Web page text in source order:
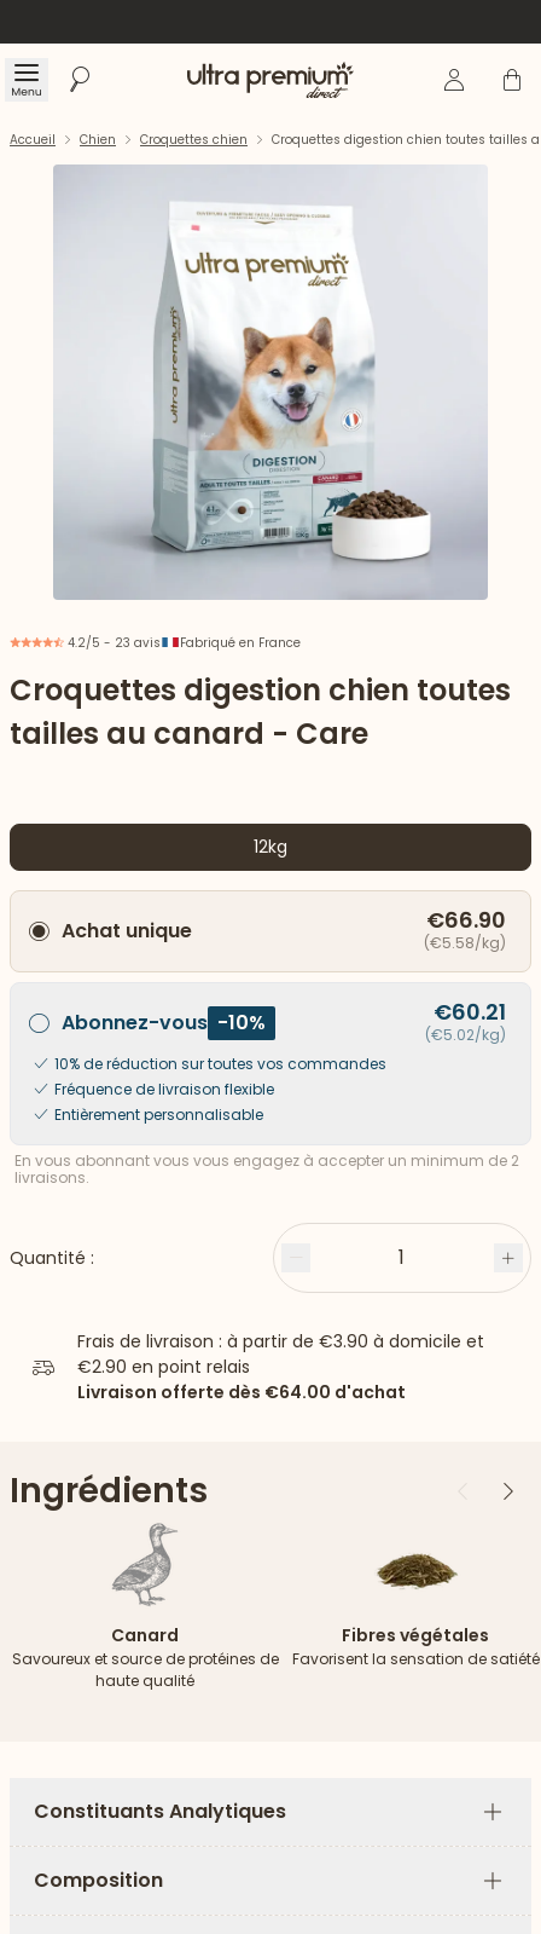
Menu Rechercher Accueil Se Panier
vers le bas
Accueil Chien Croquettes chien Croquettes digestion chien toutes tailles
4.2/5 - 23 avis Fabriqué en France
Croquettes digestion chien toutes
tailles au canard - Care
12kg
Achat unique €66.90
(€5.58/kg)
Abonnez-vous -10% €60.21
(€5.02/kg)
10% de réduction sur toutes vos commandes
Fréquence de livraison flexible
Entièrement personnalisable
En vous abonnant vous vous engagez à accepter un minimum de 2
livraisons.
Quantité : Moins 1
Frais de livraison : à partir de €3.90 à domicile et
€2.90 en point relais
Livraison offerte dès €64.00 d'achat
Ingrédients Précédent
Canard
Savoureux et source de protéines de
haute qualité
Fibres végétales
Favorisent la sensation de satiété
Constituants Analytiques
Plus
Composition
Plus